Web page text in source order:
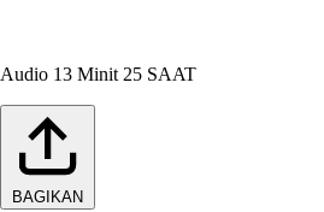
Audio 13 Minit 25 SAAT
BAGIKAN